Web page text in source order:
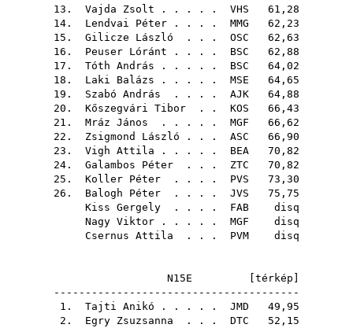
13. Vajda Zsolt . . . . . VHS 61,28
14. Lendvai Péter . . . . MMG 62,23
15. Gilicze László . . . OSC 62,63
16. Peuser Lóránt . . . . BSC 62,88
17. Tóth András . . . . . BSC 64,02
18. Laki Balázs . . . . . MSE 64,65
19. Szabó András . . . . AJK 64,88
20. Kőszegvári Tibor . . KOS 66,43
21. Mráz János . . . . . MGF 66,62
22. Zsigmond László . . . ASC 66,90
23. Vigh Attila . . . . . BEA 70,82
24. Galambos Péter . . . ZTC 70,82
25. Koller Péter . . . . PVS 73,30
26. Balogh Péter . . . . JVS 75,75
Kiss Gergely . . . . FAB disq
Nagy Viktor . . . . . MGF disq
Csernus Attila . . . PVM disq
N15E [ térkép
---------------------------------------
1. Tajti Anikó . . . . . JMD 49,95
2. Egry Zsuzsanna . . . DTC 52,15